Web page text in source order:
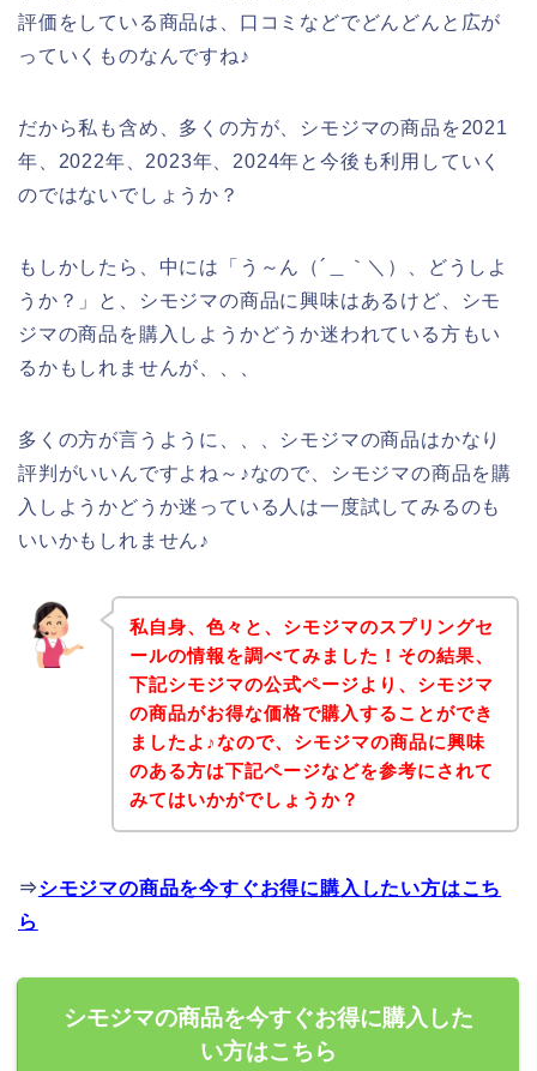
評価をしている商品は、口コミなどでどんどんと広が
っていくものなんですね♪
だから私も含め、多くの方が、シモジマの商品を2021
年、2022年、2023年、2024年と今後も利用していく
のではないでしょうか？
もしかしたら、中には「う～ん（´＿｀＼）、どうしよ
うか？」と、シモジマの商品に興味はあるけど、シモ
ジマの商品を購入しようかどうか迷われている方もい
るかもしれませんが、、、
多くの方が言うように、、、シモジマの商品はかなり
評判がいいんですよね～♪なので、シモジマの商品を購
入しようかどうか迷っている人は一度試してみるのも
いいかもしれません♪
私自身、色々と、シモジマのスプリングセ
ールの情報を調べてみました！その結果、
下記シモジマの公式ページより、シモジマ
の商品がお得な価格で購入することができ
ましたよ♪なので、シモジマの商品に興味
のある方は下記ページなどを参考にされて
みてはいかがでしょうか？
⇒シモジマの商品を今すぐお得に購入したい方はこち
ら
シモジマの商品を今すぐお得に購入した
い方はこちら